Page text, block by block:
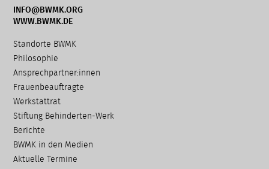
INFO@BWMK.ORG
WWW.BWMK.DE
Navigation
überspringen
Standorte BWMK
Philosophie
Ansprechpartner:innen
Frauenbeauftragte
Werkstattrat
Stiftung Behinderten-Werk
Berichte
BWMK in den Medien
Aktuelle Termine